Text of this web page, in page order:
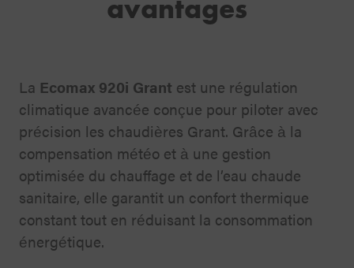
avantages
La Ecomax 920i Grant est une régulation
climatique avancée conçue pour piloter avec
précision les chaudières Grant. Grâce à la
compensation météo et à une gestion
optimisée du chauffage et de l’eau chaude
sanitaire, elle garantit un confort thermique
constant tout en réduisant la consommation
énergétique.